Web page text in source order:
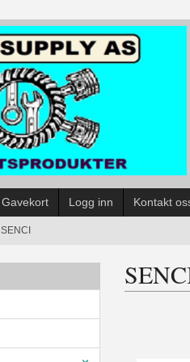
Gavekort Logg inn Kontakt
SENCI